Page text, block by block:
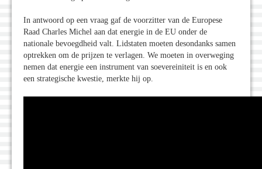
In antwoord op een vraag gaf de voorzitter van de Europese
Raad Charles Michel aan dat energie in de EU onder de
nationale bevoegdheid valt. Lidstaten moeten desondanks samen
optrekken om de prijzen te verlagen. We moeten in overweging
nemen dat energie een instrument van soevereiniteit is en ook
een strategische kwestie, merkte hij op.